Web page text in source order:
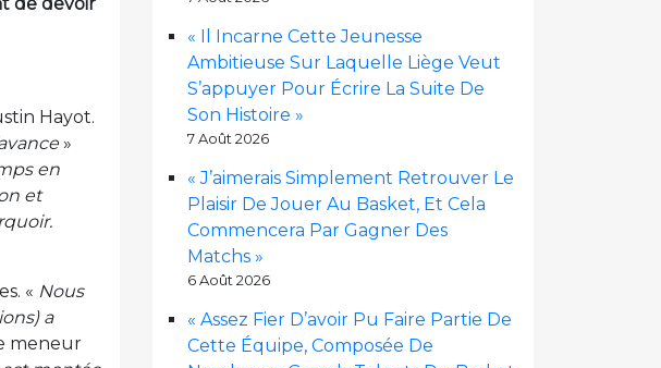
de devoir
Hayot.
»
en
et
« Nous
a
meneur
« Il Incarne Cette Jeunesse
Ambitieuse Sur Laquelle Liège Veut
S’appuyer Pour Écrire La Suite De
Son Histoire »
7 Août 2026
« J’aimerais Simplement Retrouver Le
Plaisir De Jouer Au Basket, Et Cela
Commencera Par Gagner Des
Matchs »
6 Août 2026
« Assez Fier D’avoir Pu Faire Partie De
Cette Équipe, Composée De